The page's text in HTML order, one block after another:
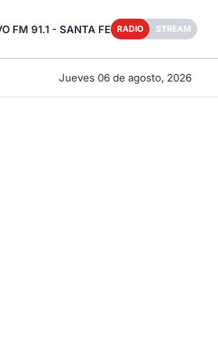
FM 91.1 - SANTA FE RADIO STREAM
Jueves 06 de agosto, 2026